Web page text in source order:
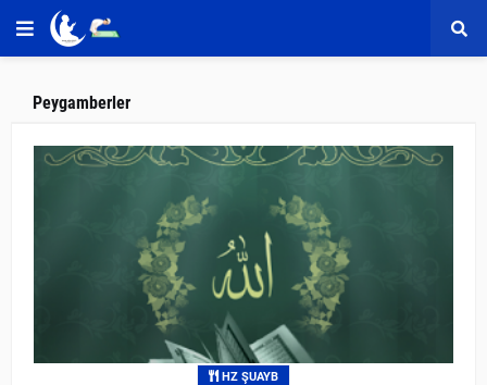
Peygamberler
HZ ŞUAYB